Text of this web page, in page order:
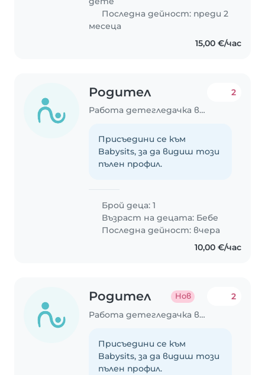
Последна дейност: преди 2
месеца
15,00 €/час
Родител
Работа детегледачка в София
2
Присъедини се към
Babysits, за да видиш този
пълен профил.
Брой деца: 1
Възраст на децата: Бебе
Последна дейност: вчера
10,00 €/час
Родител Нов
Работа детегледачка в София
2
Присъедини се към
Babysits, за да видиш този
пълен профил.